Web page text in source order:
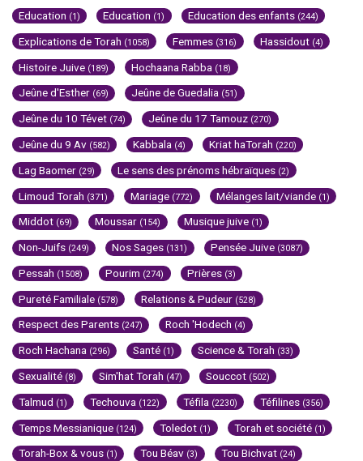
Education (1) Education (1) Education des enfants (244)
Explications de Torah (1058) Femmes (316) Hassidout (4)
Histoire Juive (189) Hochaana Rabba (18)
Jeûne d'Esther (69) Jeûne de Guedalia (51)
Jeûne du 10 Tévet (74) Jeûne du 17 Tamouz (270)
Jeûne du 9 Av (582) Kabbala (4) Kriat haTorah (220)
Lag Baomer (29) Le sens des prénoms hébraïques (2)
Limoud Torah (371) Mariage (772) Mélanges lait/viande (1)
Middot (69) Moussar (154) Musique juive (1)
Non-Juifs (249) Nos Sages (131) Pensée Juive (3087)
Pessah (1508) Pourim (274) Prières (3)
Pureté Familiale (578) Relations & Pudeur (528)
Respect des Parents (247) Roch 'Hodech (4)
Roch Hachana (296) Santé (1) Science & Torah (33)
Sexualité (8) Sim'hat Torah (47) Souccot (502)
Talmud (1) Techouva (122) Téfila (2230) Téfilines (356)
Temps Messianique (124) Toledot (1) Torah et société (1)
Torah-Box & vous (1) Tou Béav (3) Tou Bichvat (24)